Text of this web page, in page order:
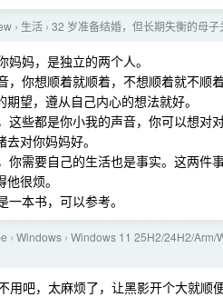
› 生活 › 32 岁准备结婚，但长期失衡的母
妈，是独立的两个人。
，你想顺着就顺着，不想顺着就不顺
望，遵从自己内心的想法就好。
这些都是你小我的声音，你可以想对
对你妈妈好。
你需要自己的生活也是事实。这两件
很烦。
本书，可以参考。
› Windows › Windows 11 25H2/24H2/Arm/
用吧，太麻烦了，让黑影开个大就顺